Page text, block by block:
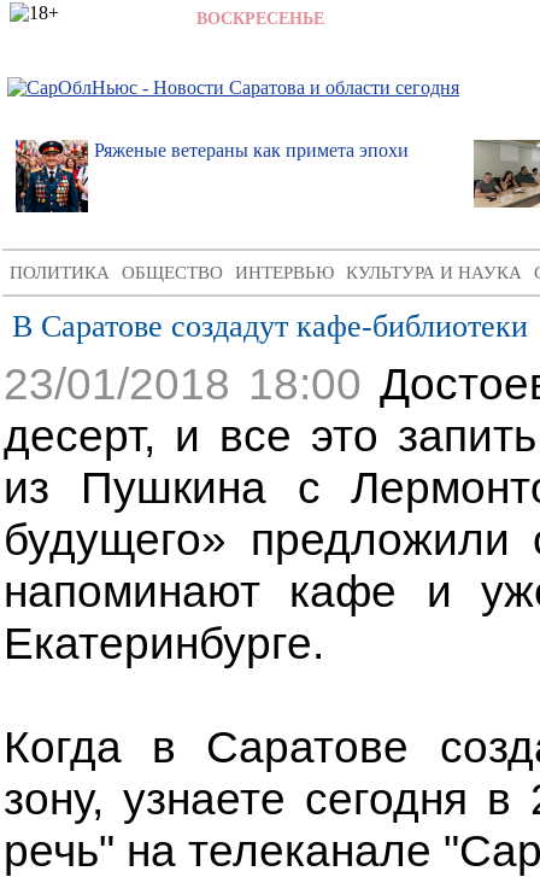
9 АВГУСТА 2026, ВОСКРЕСЕНЬЕ
Ряженые ветераны как примета эпохи
ПОЛИТИКА ОБЩЕСТВО ИНТЕРВЬЮ КУЛЬТУРА И НАУКА
В Саратове создадут кафе-библиотеки
23/01/2018 18:00
десерт, и все это
из Пушкина с
будущего» предложили
напоминают кафе и
Екатеринбурге.
Когда в Саратове
зону, узнаете сегодня
речь" на телеканале